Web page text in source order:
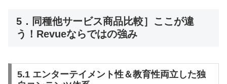
5．同種他サービス商品比較］ここが違
う！Revueならではの強み
5.1 エンターテイメント性＆教育性両立した独